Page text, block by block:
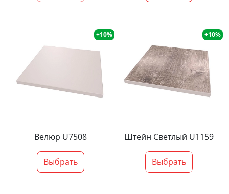
+10%
Велюр U7508
Выбрать
+10%
Штейн Светлый U1159
Выбрать